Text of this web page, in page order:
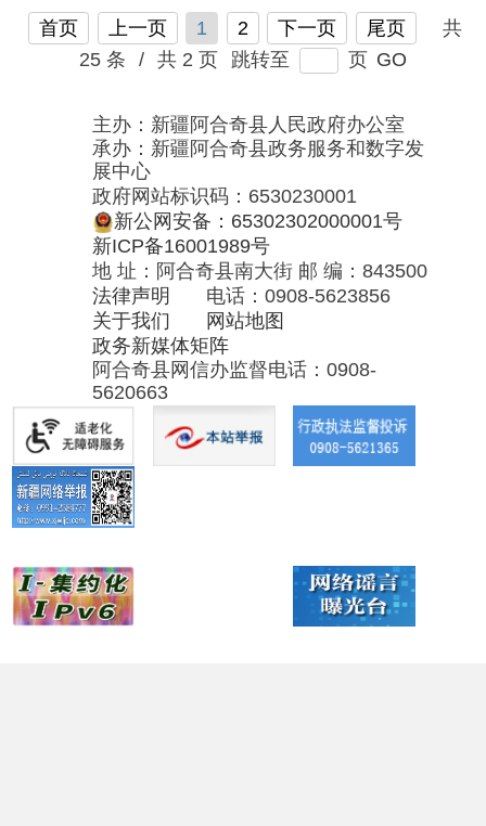
新公网安备：65302302000001号
新ICP备16001989号
地 址：阿合奇县南大街 邮 编：843500
电话：0908-5623856
政务新媒体矩阵
阿合奇县网信办监督电话：0908-
5620663